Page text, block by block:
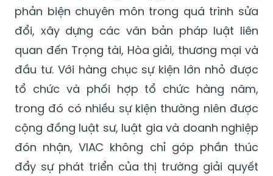
phản biện chuyên môn trong quá trình sửa
đổi, xây dựng các văn bản pháp luật liên
quan đến Trọng tài, Hòa giải, thương mại và
đầu tư. Với hàng chục sự kiện lớn nhỏ được
tổ chức và phối hợp tổ chức hàng năm,
trong đó có nhiều sự kiện thường niên được
cộng đồng luật sư, luật gia và doanh nghiệp
đón nhận, VIAC không chỉ góp phần thúc
đẩy sự phát triển của thị trường giải quyết